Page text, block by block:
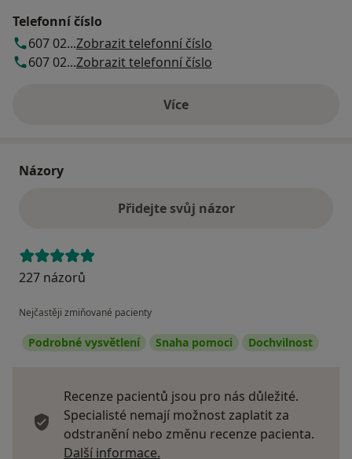
Telefonní číslo
607 02...Zobrazit telefonní číslo
607 02...Zobrazit telefonní číslo
Víceo adrese
Názory
Přidejte svůj názor
227 názorů
Nejčastěji zmiňované pacienty
Podrobné vysvětlení Snaha pomoci Dochvilnost
Recenze pacientů jsou pro nás důležité.
Specialisté nemají možnost zaplatit za
odstranění nebo změnu recenze pacienta.
Další informace.